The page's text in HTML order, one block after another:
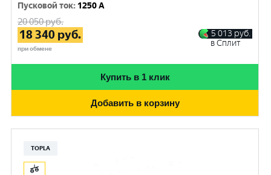
Пусковой ток: 1250 A
20 050руб.
18 340 руб.
при обмене
5 013 руб.
в Сплит
Купить в 1 клик
Добавить в корзину
TOPLA